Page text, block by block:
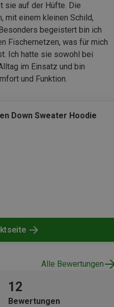
sie auf der Hüfte. Die
mit einem kleinen Schild,
begeistert bin ich
Fischernetzen, was für mich
Ich hatte sie sowohl bei
im Einsatz und bin
und Funktion.
Down Sweater Hoodie
Alle Bewertungen
12
Bewertungen